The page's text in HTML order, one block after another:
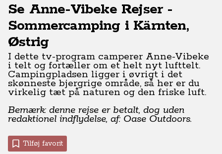
Se Anne-Vibeke Rejser -
Sommercamping i Kärnten,
Østrig
I dette tv-program camperer Anne-Vibeke
i telt og fortæller om et helt nyt lufttelt.
Campingpladsen ligger i øvrigt i det
skønneste bjergrige område, så her er du
virkelig tæt på naturen og den friske luft.
Bemærk: denne rejse er betalt, dog uden
redaktionel indflydelse, af: Oase Outdoors.
Tilføj favorit